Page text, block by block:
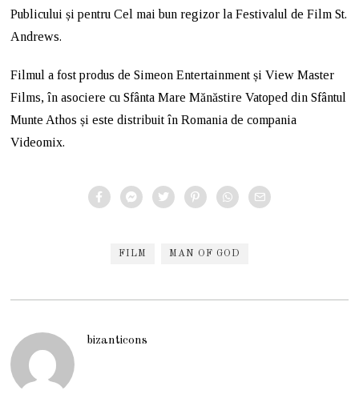
Publicului și pentru Cel mai bun regizor la Festivalul de Film St.
Andrews.
Filmul a fost produs de Simeon Entertainment și View Master
Films, în asociere cu Sfânta Mare Mănăstire Vatoped din Sfântul
Munte Athos și este distribuit în Romania de compania
Videomix.
FILM MAN OF GOD
bizanticons